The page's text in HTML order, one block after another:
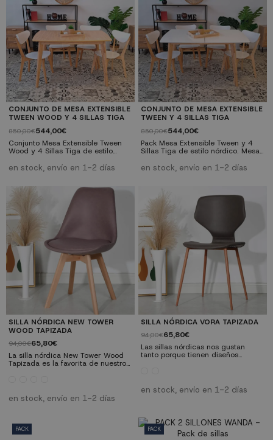
CONJUNTO DE MESA EXTENSIBLE
TWEEN WOOD Y 4 SILLAS TIGA
850,00€544,00€
Conjunto Mesa Extensible Tween
Wood y 4 Sillas Tiga de estilo
madera Tween Wood con tapa y
cuatro patas de madera de
de comedor Tiga de madera estilo
nórdico, combina la madera en
color claro con el blanco del
respaldo y del asiento. ¡Este pack
comedor completo queda ideal en
cualquier espacio!
en stock, envío en 1-2 días
CONJUNTO DE MESA EXTENSIBLE
TWEEN Y 4 SILLAS TIGA
850,00€544,00€
Pack Mesa Extensible Tween y 4
Sillas Tiga de estilo nórdico. Mesa
blanca con cuatro patas de
madera de caucho macizo color
madera en color claro con el
blanco del respaldo y del asiento.
¡Este pack comedor completo
queda ideal en cualquier espacio!
en stock, envío en 1-2 días
SILLA NÓRDICA NEW TOWER
WOOD TAPIZADA
94,00€65,80€
La silla nórdica New Tower Wood
Tapizada es la favorita de nuestros
versátiles, nos ayudan con la
estética de cualquier estancia, son
gusta disfrutar de largas
sobremesas con tu familia y
en stock, envío en 1-2 días
SILLA NÓRDICA VORA TAPIZADA
94,00€65,80€
Las sillas nórdicas nos gustan
tanto porque tienen diseños
diseños tan originales como Vora
tapizada, tiene un respaldo
nórdico en tu home office...
en stock, envío en 1-2 días
PACK PACK